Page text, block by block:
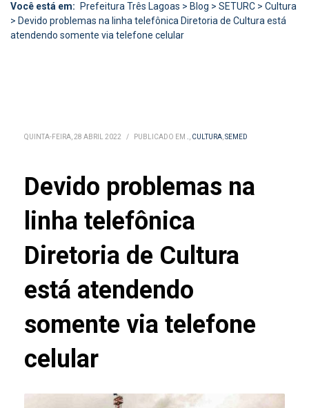
Você está em: Prefeitura Três Lagoas > Blog > SETURC > Cultura
> Devido problemas na linha telefônica Diretoria de Cultura está
atendendo somente via telefone celular
QUINTA-FEIRA, 28 ABRIL 2022 / PUBLICADO EM ., CULTURA,SEMED
Devido problemas na
linha telefônica
Diretoria de Cultura
está atendendo
somente via telefone
celular